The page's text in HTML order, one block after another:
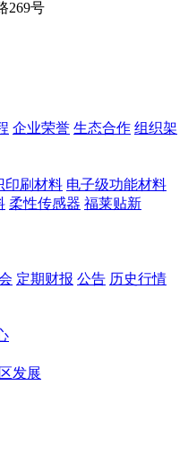
269号
企业荣誉 生态合作 组织架
印刷材料 电子级功能材料
柔性传感器 福莱贴新
定期财报 公告 历史行情
发展